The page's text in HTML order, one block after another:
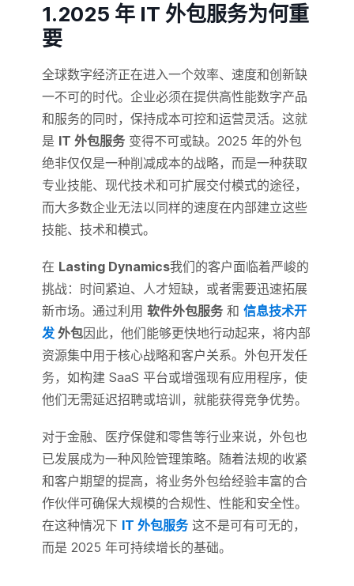
1.2025 年 IT 外包服务为何重
要
全球数字经济正在进入一个效率、速度和创新缺
一不可的时代。企业必须在提供高性能数字产品
和服务的同时，保持成本可控和运营灵活。这就
是 IT 外包服务变得不可或缺。2025 年的外包
绝非仅仅是一种削减成本的战略，而是一种获取
专业技能、现代技术和可扩展交付模式的途径，
而大多数企业无法以同样的速度在内部建立这些
技能、技术和模式。
在 Lasting Dynamics我们的客户面临着严峻的
挑战：时间紧迫、人才短缺，或者需要迅速拓展
新市场。通过利用 软件外包服务和 信息技术开
发外包因此，他们能够更快地行动起来，将内部
资源集中用于核心战略和客户关系。外包开发任
务，如构建 SaaS 平台或增强现有应用程序，使
他们无需延迟招聘或培训，就能获得竞争优势。
对于金融、医疗保健和零售等行业来说，外包也
已发展成为一种风险管理策略。随着法规的收紧
和客户期望的提高，将业务外包给经验丰富的合
作伙伴可确保大规模的合规性、性能和安全性。
在这种情况下 IT 外包服务这不是可有可无的，
而是 2025 年可持续增长的基础。